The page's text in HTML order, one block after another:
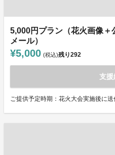
5,000円プラン（花火画像
メール）
¥5,000 (税込)残り292
支援
ご提供予定時期：花火大会実施後に送